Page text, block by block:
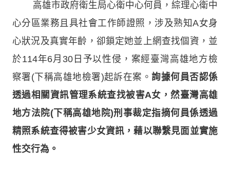
高雄市政府衛生局心衛中心何員，綜理心衛中
心分區業務且具社會工作師證照，涉及熟知A女身
心狀況及真實年齡，卻鎖定她並上網查找個資，並
於114年6月30日予以性侵，案經臺灣高雄地方檢
察署(下稱高雄地檢署)起訴在案。詢據何員否認係
透過相關資訊管理系統查找被害A女，然臺灣高雄
地方法院(下稱高雄地院)刑事裁定指摘何員係透過
精照系統查得被害少女資訊，藉以聯繫見面並實施
性交行為。